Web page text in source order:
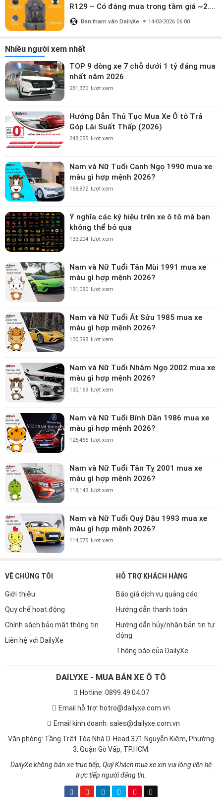
R129 – Có đáng mua trong tầm giá ~2.8
triệu?
Ban tham vấn DailyXe 14-03-2026 06:00
Nhiều người xem nhất
TOP 9 dòng xe 7 chỗ dưới 1 tỷ đáng mua
nhất năm 2026
281,370 lượt xem
Hướng Dẫn Thủ Tục Mua Xe Ô tô Trả
Góp Lãi Suất Thấp (2026)
248,055 lượt xem
Nam và Nữ Tuổi Canh Ngọ 1990 mua xe
màu gì hợp mệnh 2026?
158,872 lượt xem
Ý nghĩa các ký hiệu trên xe ô tô mà bạn
không thể bỏ qua
133,204 lượt xem
Nam và Nữ Tuổi Tân Mùi 1991 mua xe
màu gì hợp mệnh 2026?
131,090 lượt xem
Nam và Nữ Tuổi Ất Sửu 1985 mua xe
màu gì hợp mệnh 2026?
130,398 lượt xem
Nam và Nữ Tuổi Nhâm Ngọ 2002 mua xe
màu gì hợp mệnh 2026?
130,169 lượt xem
Nam và Nữ Tuổi Bính Dần 1986 mua xe
màu gì hợp mệnh 2026?
126,466 lượt xem
Nam và Nữ Tuổi Tân Tỵ 2001 mua xe
màu gì hợp mệnh 2026?
118,143 lượt xem
Nam và Nữ Tuổi Quý Dậu 1993 mua xe
màu gì hợp mệnh 2026?
114,075 lượt xem
VỀ CHÚNG TÔI
Giới thiệu
Quy chế hoạt động
Chính sách bảo mật thông tin
Liên hệ với DailyXe
HỖ TRỢ KHÁCH HÀNG
Báo giá dịch vụ quảng cáo
Hướng dẫn thanh toán
Hướng dẫn hủy/nhận bản tin tự
động
Thông báo của DailyXe
DAILYXE - MUA BÁN XE Ô TÔ
Hotline: 0899.49.04.07
Email hỗ trợ: hotro@dailyxe.com.vn
Email kinh doanh: sales@dailyxe.com.vn
Văn phòng: Tầng Trệt Tòa Nhà D-Head 371 Nguyễn Kiệm, Phường
3, Quận Gò Vấp, TP.HCM.
DailyXe không bán xe trực tiếp, Quý Khách mua xe xin vui lòng liên hệ
trực tiếp người đăng tin.